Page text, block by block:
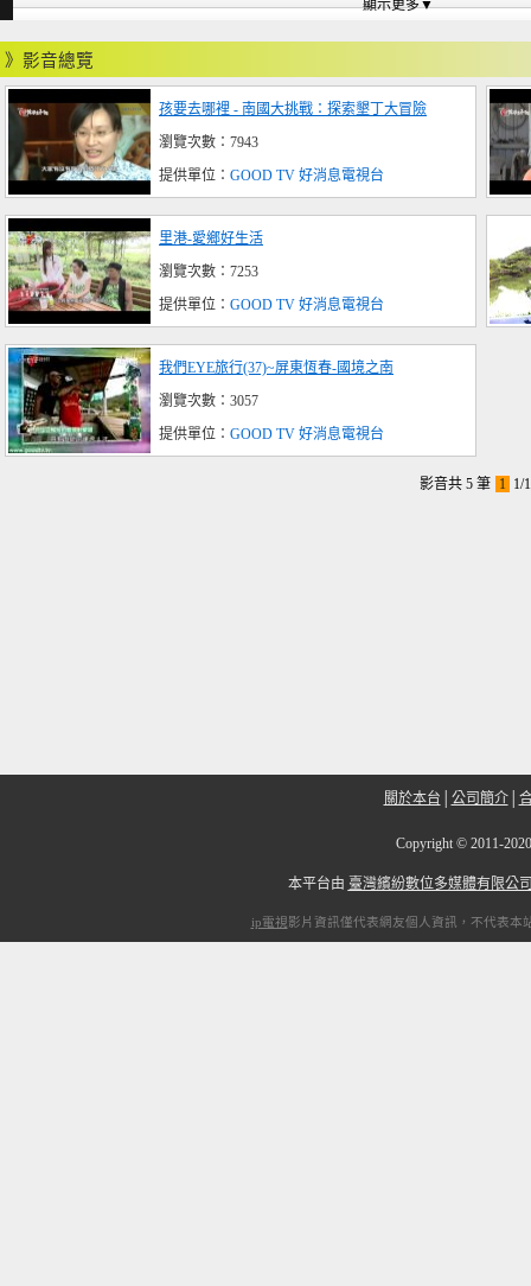
》影音總覽
孩要去哪裡 - 南國大挑戰：探索墾丁大冒險
瀏覽次數：7943
提供單位： GOOD TV 好消息電視台
里港-愛鄉好生活
瀏覽次數：7253
提供單位： GOOD TV 好消息電視台
我們EYE旅行(37)~屏東恆春-國境之南
瀏覽次數：3057
提供單位： GOOD TV 好消息電視台
影音共 5 筆 1 1/
關於本台 公司簡介│
Copyright©2011-
本平台由 臺灣繽紛數位多媒體有限公
ip電視影片資訊僅代表網友個人資訊，不代表本